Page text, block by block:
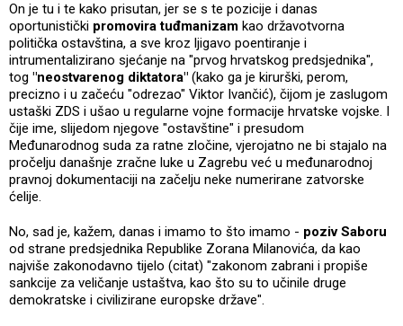
On je tu i te kako prisutan, jer se s te pozicije i danas
oportunistički promovira tuđmanizam kao državotvorna
politička ostavština, a sve kroz ljigavo poentiranje i
intrumentalizirano sjećanje na "prvog hrvatskog predsjednika",
tog "neostvarenog diktatora" (kako ga je kirurški, perom,
precizno i u začeću "odrezao" Viktor Ivančić), čijom je zaslugom
ustaški ZDS i ušao u regularne vojne formacije hrvatske vojske. I
čije ime, slijedom njegove "ostavštine" i presudom
Međunarodnog suda za ratne zločine, vjerojatno ne bi stajalo na
pročelju današnje zračne luke u Zagrebu već u međunarodnoj
pravnoj dokumentaciji na začelju neke numerirane zatvorske
ćelije.
No, sad je, kažem, danas i imamo to što imamo - poziv Saboru
od strane predsjednika Republike Zorana Milanovića, da kao
najviše zakonodavno tijelo (citat) "zakonom zabrani i propiše
sankcije za veličanje ustaštva, kao što su to učinile druge
demokratske i civilizirane europske države".